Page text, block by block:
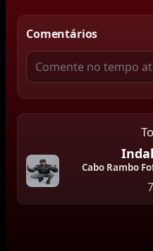
Comentários
Cabo Rambo